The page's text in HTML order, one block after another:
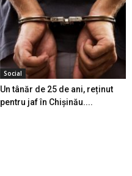
Social
Un tânăr de 25 de ani, reținut
pentru jaf în Chișinău....